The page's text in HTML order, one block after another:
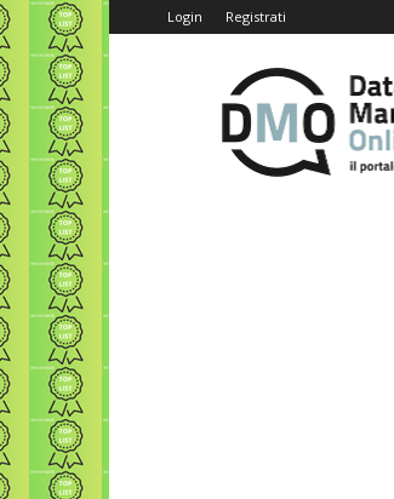
Login Registrati